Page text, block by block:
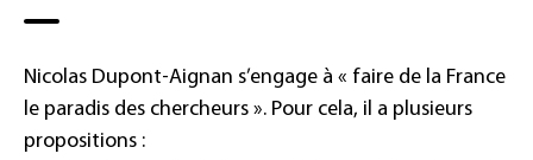
Nicolas Dupont-Aignan s’engage à « faire de la France
le paradis des chercheurs ». Pour cela, il a plusieurs
propositions :